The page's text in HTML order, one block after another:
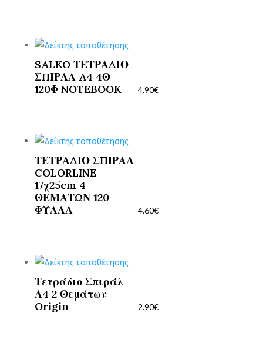
SALKO ΤΕΤΡΑΔΙΟ
ΣΠΙΡΑΛ A4 4Θ
120Φ NOTEBOOK
4.90€
ΤΕΤΡΑΔΙΟ ΣΠΙΡΑΛ
COLORLINE
17χ25cm 4
ΘΕΜΑΤΩΝ 120
ΦΥΛΛΑ
4.60€
Τετράδιο Σπιράλ
Α4 2 Θεμάτων
Origin
2.90€